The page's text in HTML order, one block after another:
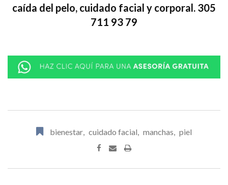
caída del pelo, cuidado facial y corporal. 305
711 93 79
bienestar, cuidado facial, manchas, piel
Print